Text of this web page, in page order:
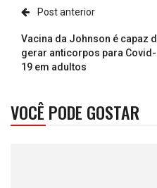
Post anterior
Vacina da Johnson é capaz
gerar anticorpos para Covid-
19 em adultos
VOCÊ PODE GOSTAR